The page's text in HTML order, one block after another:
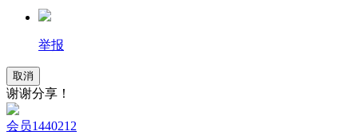
举报
取消
谢谢分享！
会员1440212